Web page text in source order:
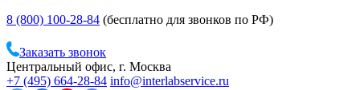
8 (800) 100-28-84 (бесплатно для звонков по РФ)
Заказать звонок
Центральный офис, г. Москва
+7 (495) 664-28-84 info@interlabservice.ru